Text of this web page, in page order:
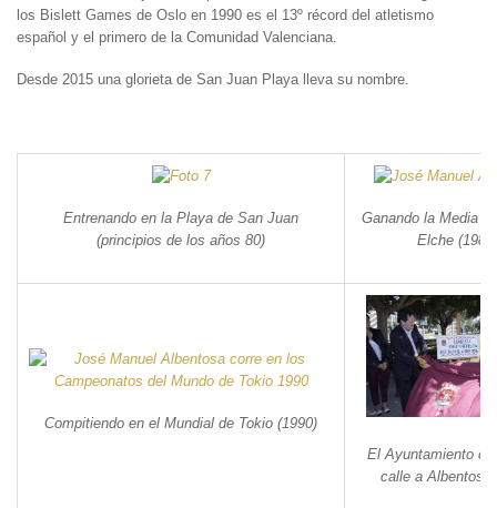
los Bislett Games de Oslo en 1990 es el 13º récord del atletismo
español y el primero de la Comunidad Valenciana.
Desde 2015 una glorieta de San Juan Playa lleva su nombre.
Entrenando en la Playa de San Juan
(principios de los años 80)
Ganando la Media
Elche (1984)
Compitiendo en el Mundial de Tokio (1990)
El Ayuntamiento
calle a Albentosa